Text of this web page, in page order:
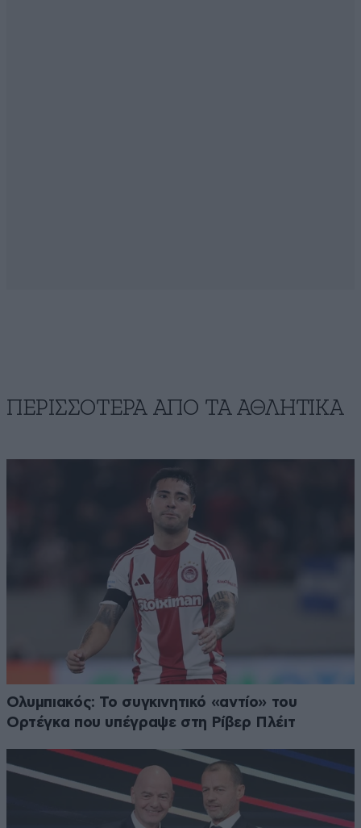
ΠΕΡΙΣΣΟΤΕΡΑ ΑΠΟ ΤA ΑΘΛΗΤΙΚΑ
Ολυμπιακός: Το συγκινητικό «αντίο» του
Ορτέγκα που υπέγραψε στη Ρίβερ Πλέιτ